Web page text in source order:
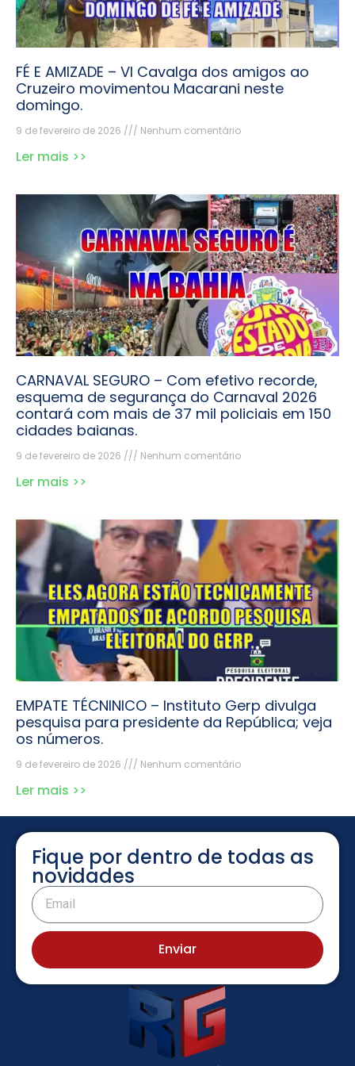
FÉ E AMIZADE – VI Cavalga dos amigos ao
Cruzeiro movimentou Macarani neste
domingo.
9 de fevereiro de 2026 Nenhum comentário
Ler mais >>
CARNAVAL SEGURO – Com efetivo recorde,
esquema de segurança do Carnaval 2026
contará com mais de 37 mil policiais em 150
cidades baianas.
9 de fevereiro de 2026 Nenhum comentário
Ler mais >>
EMPATE TÉCNINICO – Instituto Gerp divulga
pesquisa para presidente da República; veja
os números.
9 de fevereiro de 2026 Nenhum comentário
Ler mais >>
Fique por dentro de todas as
novidades
Enviar